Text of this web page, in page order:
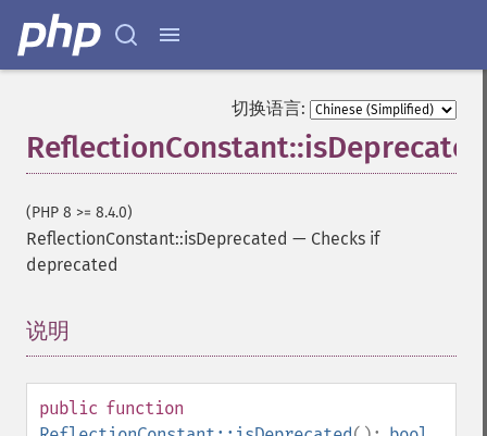
切换语言:
ReflectionConstant::isDeprecated
(PHP 8 >= 8.4.0)
ReflectionConstant::isDeprecated — Checks if
deprecated
说明
public function